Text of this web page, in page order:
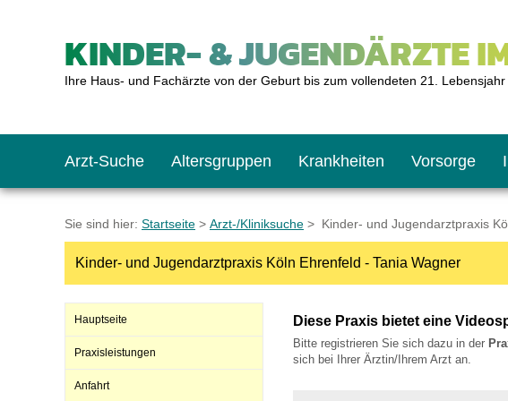
KINDER- & JUGENDÄRZTE
Ihre Haus- und Fachärzte von der Geburt bis zum vollendeten 21. Lebensjahr
Arzt-Suche Altersgruppen
Das erste Jahr
Schulkinder
Krankheiten Vorsorge
Baby: U1 bis U6
Schulkind: U10 bis U11
Impfkalender
Was muss man beachten?
Notrufnummern
Hausapotheke
Notdienste
Gesundheitsämter
BMI-Rechner
Blutdruckrechner
Sie sind hier: Startseite > Arzt-/Kliniksuche > Kinder- und Jugendarztpraxis
Kinder- und Jugendarztpraxis Köln Ehrenfeld - Tania Wagner
Hauptseite
Praxisleistungen
Anfahrt
Diese Praxis bietet eine
Bitte registrieren Sie sich dazu in der
sich bei Ihrer Ärztin/Ihrem Arzt an.